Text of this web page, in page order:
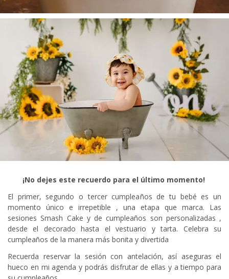
¡No dejes este recuerdo para el último momento!
El primer, segundo o tercer cumpleaños de tu bebé es un
momento único e irrepetible , una etapa que marca. Las
sesiones Smash Cake y de cumpleaños son personalizadas ,
desde el decorado hasta el vestuario y tarta. Celebra su
cumpleaños de la manera más bonita y divertida
Recuerda reservar la sesión con antelación, así aseguras el
hueco en mi agenda y podrás disfrutar de ellas y a tiempo para